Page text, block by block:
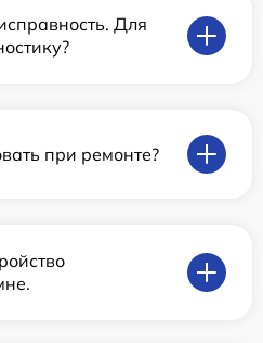
Для
при ремонте?